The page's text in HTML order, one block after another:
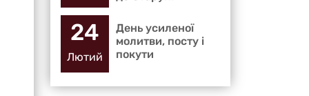
24
Лютий
День усиленої
молитви, посту і
покути